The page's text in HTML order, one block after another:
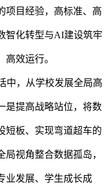
项目经验，高标准、高
智化转型与AI建设筑牢
效运行。
中，从学校发展全局高
是提高战略站位，将数
短板、实现弯道超车的
视角整合数据孤岛，
业发展、学生成长成